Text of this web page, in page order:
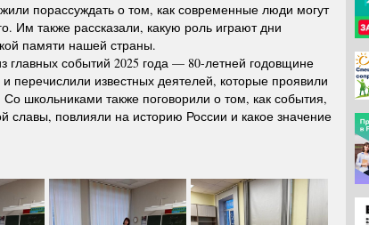
порассуждать о том, как современные люди могут
Им также рассказали, какую роль играют дни
памяти нашей страны.
событий 2025 года — 80-летней годовщине
перечислили известных деятелей, которые проявили
школьниками также поговорили о том, как события,
славы, повлияли на историю России и какое значение